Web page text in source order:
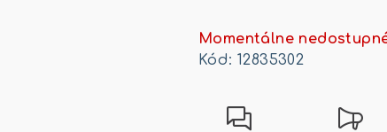
cena:
Momentálne
Kód: 12835302